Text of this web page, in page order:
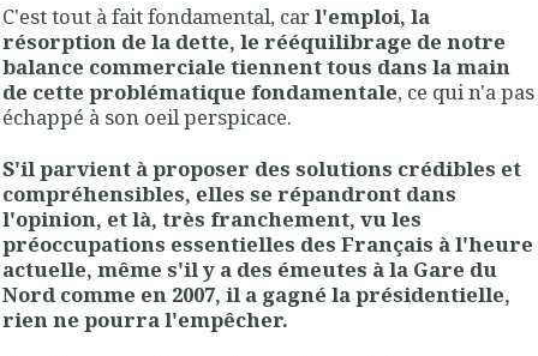
C'est tout à fait fondamental, carl'emploi, la
résorption de la dette, le rééquilibrage de notre
balance commerciale tiennent tous dans la main
de cette problématique fondamentale, ce qui n'a pas
échappé à son oeil perspicace.
S'il parvient à proposer des solutions crédibles et
compréhensibles, elles se répandront dans
l'opinion, et là, très franchement, vu les
préoccupations essentielles des Français à l'heure
actuelle, même s'il y a des émeutes à la Gare du
Nord comme en 2007, il a gagné la présidentielle,
rien ne pourra l'empêcher.